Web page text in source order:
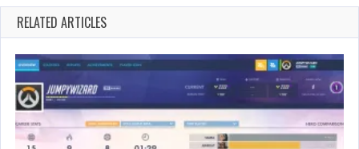
RELATED ARTICLES